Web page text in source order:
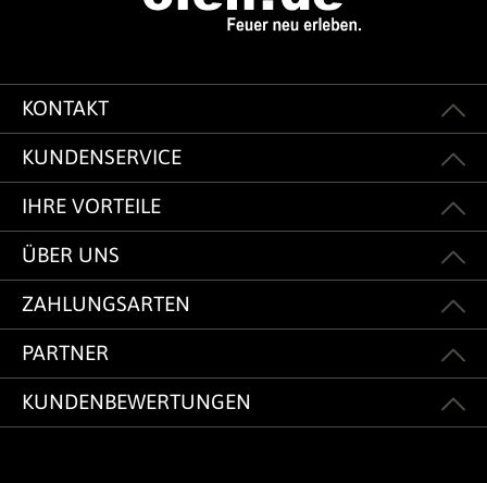
KONTAKT
KUNDENSERVICE
IHRE VORTEILE
ÜBER UNS
ZAHLUNGSARTEN
PARTNER
KUNDENBEWERTUNGEN